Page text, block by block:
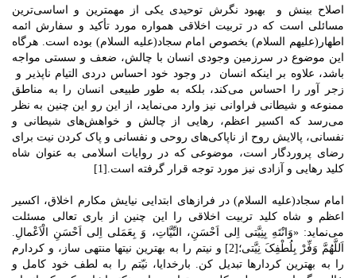
اصلاح بینش و بهبود نگرش توحیدی یکی از مهمترین و اساسی‌ترین
مسائلی است که در تربیت اخلاقی همواره مورد تأکید و سفارش ائمه
اطهار(علیهم السلام) بخصوص امام سجاد(علیه السلام) بوده است. هرگاه
این موضوع در سرزمین وجودی انسان با چالش، ضعف و سستی مواجه
باشد، علاوه بر اینکه انسان در وجود خود احساس دردی التیام ناپذیر و
زجر آور را احساس می‌کند، بلکه به طور طبیعی انسان را به مناطق
ممنوعه و شیطانی فراوانی نیز وارد می‌نماید، از این رو این چنین به نظر
می‌رسد که اکسیر اعظم، رهایی از چالش‌ و خواهش‌های شیطانی و
نفسانی، پالایش روح از ناپاکی‌های روحی و نفسانی و پاک کردن نیت برای
رضای پروردگار است، موضوعی که در روایات اسلامی به عنوان شاه
کلید رهایی و آزادی نیز مورد توجه قرار گرفته است.[1]
امام سجاد(علیه السلام) در فرازهای ابتدایی نیایش مکارم اخلاق، اکسیر
اعظم و شاه کلید تربیت اخلاقی را این چنین از باری تعالی مسئلت
می‌نماید: «وَانْتَهِ بِنِیَّتى اِلى‏ اَحْسَنِ، النِّیَّاتِ، وَ بِعَمَلى اِلى‏ اَحْسَنِ الْاَعْمالِ.
اَللَّهُمَّ وَفِّرْ بِلُطْفِکَ نِیَّتى؛[2] و نیتم را به بهترین نیت‏ها منتهى ساز، و کردارم
را به بهترین کردارها تبدیل کن. بارخدایا، نیّتم را به لطف خود کامل و